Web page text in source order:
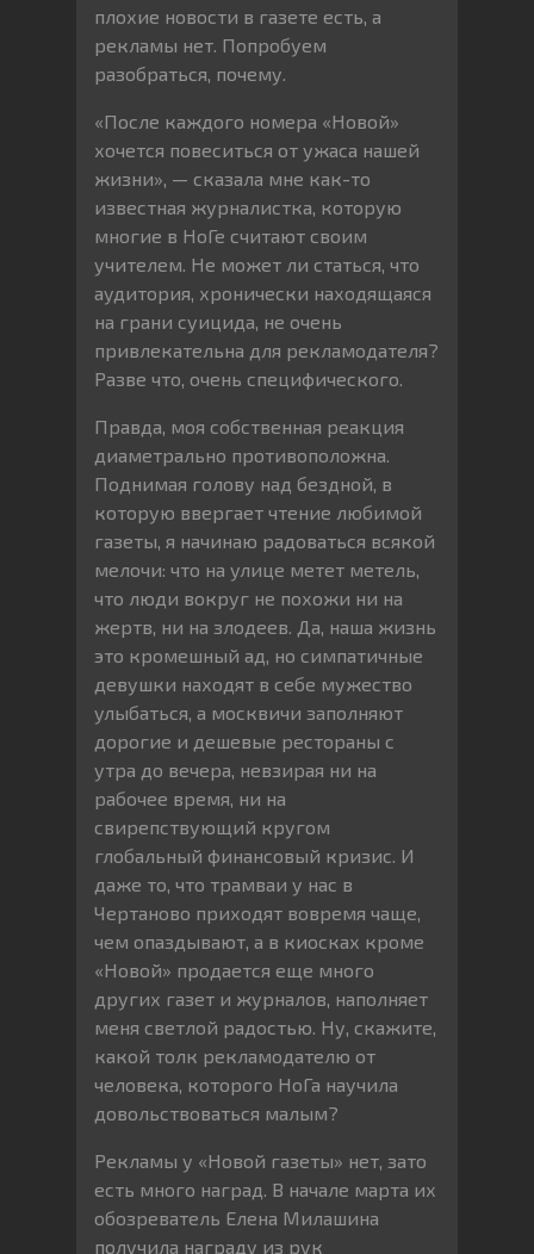
плохие новости в газете есть, а
рекламы нет. Попробуем
разобраться, почему.
«После каждого номера «Новой»
хочется повеситься от ужаса нашей
жизни», — сказала мне как-то
известная журналистка, которую
многие в НоГе считают своим
учителем. Не может ли статься, что
аудитория, хронически находящаяся
на грани суицида, не очень
привлекательна для рекламодателя?
Разве что, очень специфического.
Правда, моя собственная реакция
диаметрально противоположна.
Поднимая голову над бездной, в
которую ввергает чтение любимой
газеты, я начинаю радоваться всякой
мелочи: что на улице метет метель,
что люди вокруг не похожи ни на
жертв, ни на злодеев. Да, наша жизнь
это кромешный ад, но симпатичные
девушки находят в себе мужество
улыбаться, а москвичи заполняют
дорогие и дешевые рестораны с
утра до вечера, невзирая ни на
рабочее время, ни на
свирепствующий кругом
глобальный финансовый кризис. И
даже то, что трамваи у нас в
Чертаново приходят вовремя чаще,
чем опаздывают, а в киосках кроме
«Новой» продается еще много
других газет и журналов, наполняет
меня светлой радостью. Ну, скажите,
какой толк рекламодателю от
человека, которого НоГа научила
довольствоваться малым?
Рекламы у «Новой газеты» нет, зато
есть много наград. В начале марта их
обозреватель Елена Милашина
получила награду из рук